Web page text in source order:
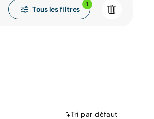
Tous les filtres
1
Tri par défaut